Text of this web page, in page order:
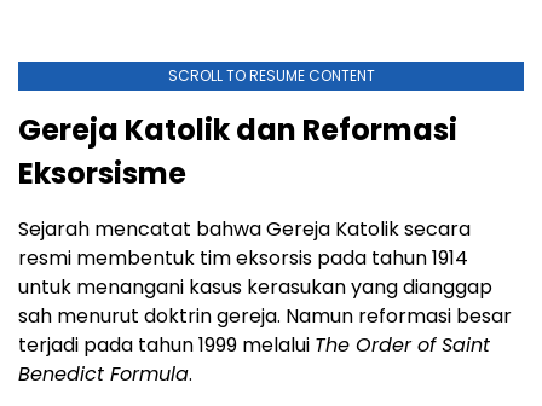
SCROLL TO RESUME CONTENT
Gereja Katolik dan Reformasi
Eksorsisme
Sejarah mencatat bahwa Gereja Katolik secara
resmi membentuk tim eksorsis pada tahun 1914
untuk menangani kasus kerasukan yang dianggap
sah menurut doktrin gereja. Namun reformasi besar
terjadi pada tahun 1999 melalui The Order of Saint
Benedict Formula.